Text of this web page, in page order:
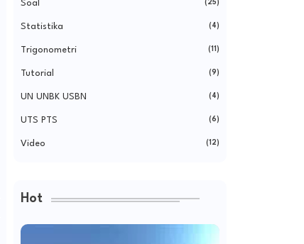
Soal (25)
Statistika (4)
Trigonometri (11)
Tutorial (9)
UN UNBK USBN (4)
UTS PTS (6)
Video (12)
Hot